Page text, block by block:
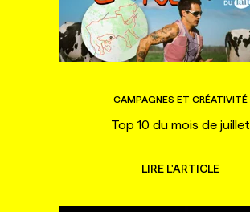
CAMPAGNES ET CRÉATIVITÉ
Top 10 du mois de juillet
LIRE L'ARTICLE